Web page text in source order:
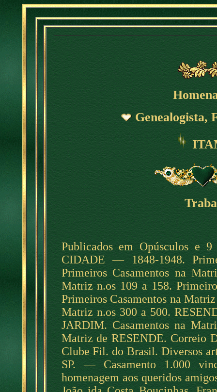
Genealogista,
Publicados em Opúsculos
CIDADE — 1848-1948.
Primeiros Casamentos na
Matriz n.os 109 a 158.
Primeiros Casamentos na
Matriz n.os 300 a 500.
JARDIM. Casamentos na
Matriz de RESENDE. Correio
Clube Fil. do Brasil. Diversos
SP. — Casamento 1.000
homenagem aos queridos